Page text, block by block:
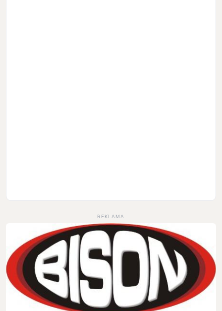
REKLAMA